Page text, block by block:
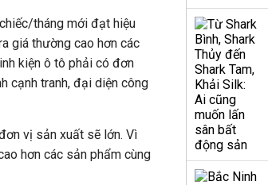
tháng mới đạt hiệu
giá thường cao hơn các
kiện ô tô phải có đơn
cạnh tranh, đại diện công
vị sản xuất sẽ lớn. Vì
hơn các sản phẩm cùng